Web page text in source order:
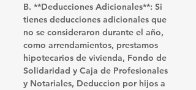
B. **Deducciones Adicionales**: Si
tienes deducciones adicionales que
no se consideraron durante el año,
como arrendamientos, prestamos
hipotecarios de vivienda, Fondo de
Solidaridad y Caja de Profesionales
y Notariales, Deduccion por hijos a